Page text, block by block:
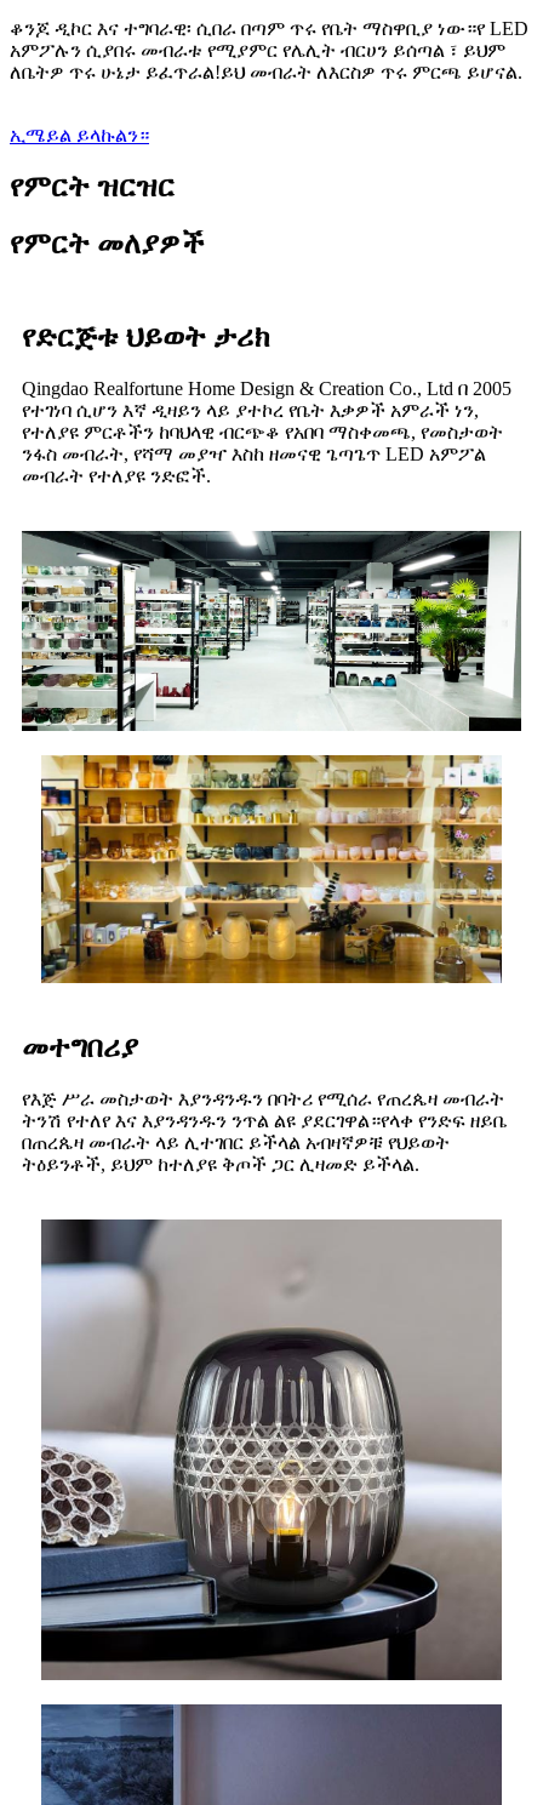
ቆንጆ ዲኮር እና ተግባራዊ፡ ሲበራ በጣም ጥሩ የቤት ማስዋቢያ ነው።የ LED
አምፖሉን ሲያበሩ መብራቱ የሚያምር የሌሊት ብርሀን ይሰጣል ፣ ይህም
ለቤትዎ ጥሩ ሁኔታ ይፈጥራል!ይህ መብራት ለእርስዎ ጥሩ ምርጫ ይሆናል.
ኢሜይል ይላኩልን።
የምርት ዝርዝር
የምርት መለያዎች
የድርጅቱ ህይወት ታሪክ
Qingdao Realfortune Home Design & Creation Co., Ltd በ 2005
የተገነባ ሲሆን እኛ ዲዛይን ላይ ያተኮረ የቤት እቃዎች አምራች ነን,
የተለያዩ ምርቶችን ከባህላዊ ብርጭቆ የአበባ ማስቀመጫ, የመስታወት
ንፋስ መብራት, የሻማ መያዣ እስከ ዘመናዊ ጌጣጌጥ LED አምፖል
መብራት የተለያዩ ንድፎች.
መተግበሪያ
የእጅ ሥራ መስታወት እያንዳንዱን በባትሪ የሚሰራ የጠረጴዛ መብራት
ትንሽ የተለየ እና እያንዳንዱን ንጥል ልዩ ያደርገዋል።የላቀ የንድፍ ዘይቤ
በጠረጴዛ መብራት ላይ ሊተገበር ይችላል አብዛኛዎቹ የህይወት
ትዕይንቶች, ይህም ከተለያዩ ቅጦች ጋር ሊዛመድ ይችላል.